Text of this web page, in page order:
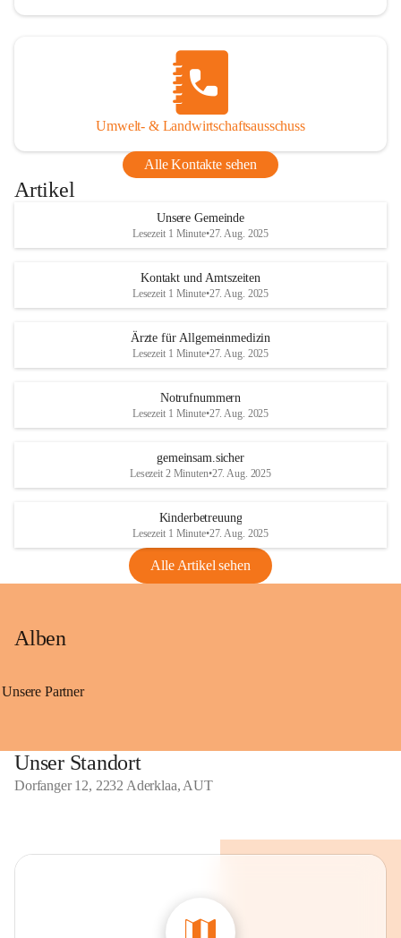
Umwelt- & Landwirtschaftsausschuss
Alle Kontakte sehen
Artikel
Unsere Gemeinde
Lesezeit 1 Minute•27. Aug. 2025
Kontakt und Amtszeiten
Lesezeit 1 Minute•27. Aug. 2025
Ärzte für Allgemeinmedizin
Lesezeit 1 Minute•27. Aug. 2025
Notrufnummern
Lesezeit 1 Minute•27. Aug. 2025
gemeinsam.sicher
Lesezeit 2 Minuten•27. Aug. 2025
Kinderbetreuung
Lesezeit 1 Minute•27. Aug. 2025
Alle Artikel sehen
Alben
Unsere Partner
Unser Standort
Dorfanger 12, 2232 Aderklaa, AUT